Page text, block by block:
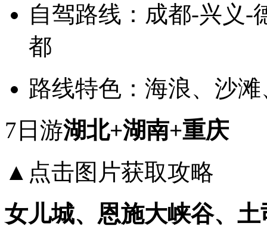
自驾路线：成都-兴义-
都
路线特色：海浪、沙
7日游湖北+湖南+重庆
▲点击图片获取攻略
女儿城、恩施大峡谷、土